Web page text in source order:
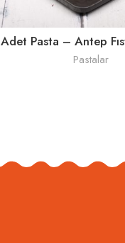
Adet Pasta – Antep
Pastalar